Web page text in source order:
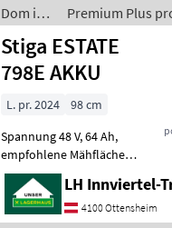
145m² + Batteriekapaz
Dom in
vrt /
Stiga
Premium Plus
Stiga ESTATE
798E AKKU
L. pr. 2024
98 cm
Spannung 48 V, 64 Ah,
empfohlene Mähfläche
7000 m², mit Lithium-Ionen-
Akku, , mit Ladegerät-
Schnelladegerät 3, 30 Std,
4100 Ottensheim